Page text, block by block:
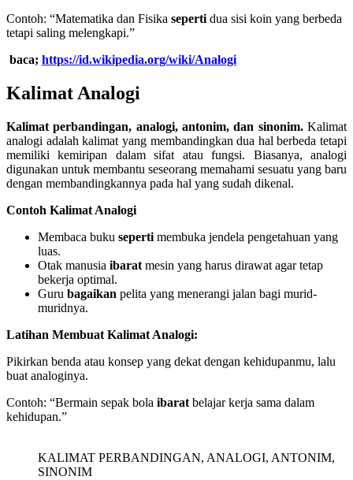
Contoh: “Matematika dan Fisika sepertidua sisi koin yang berbeda
tetapi saling melengkapi.”
baca; https://id.wikipedia.org/wiki/Analogi
Kalimat Analogi
Kalimat perbandingan, analogi, antonim, dan sinonim. Kalimat
analogi adalah kalimat yang membandingkan dua hal berbeda tetapi
memiliki kemiripan dalam sifat atau fungsi. Biasanya, analogi
digunakan untuk membantu seseorang memahami sesuatu yang baru
dengan membandingkannya pada hal yang sudah dikenal.
Contoh Kalimat Analogi
Membaca buku seperti membuka jendela pengetahuan yang
luas.
Otak manusia ibarat mesin yang harus dirawat agar tetap
bekerja optimal.
Guru bagaikan pelita yang menerangi jalan bagi murid-
muridnya.
Latihan Membuat Kalimat Analogi:
Pikirkan benda atau konsep yang dekat dengan kehidupanmu, lalu
buat analoginya.
Contoh: “Bermain sepak bola ibarat belajar kerja sama dalam
kehidupan.”
KALIMAT PERBANDINGAN, ANALOGI, ANTONIM,
SINONIM